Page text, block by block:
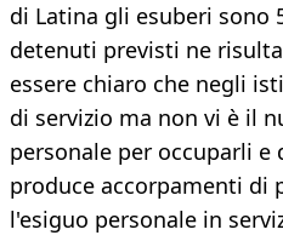
di Latina gli esuberi sono
detenuti previsti ne
essere chiaro che negli
di servizio ma non vi è il
personale per occuparli e
produce accorpamenti di
l'esiguo personale in